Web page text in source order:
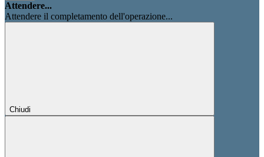
Attendere...
Attendere il completamento dell'operazione...
Chiudi